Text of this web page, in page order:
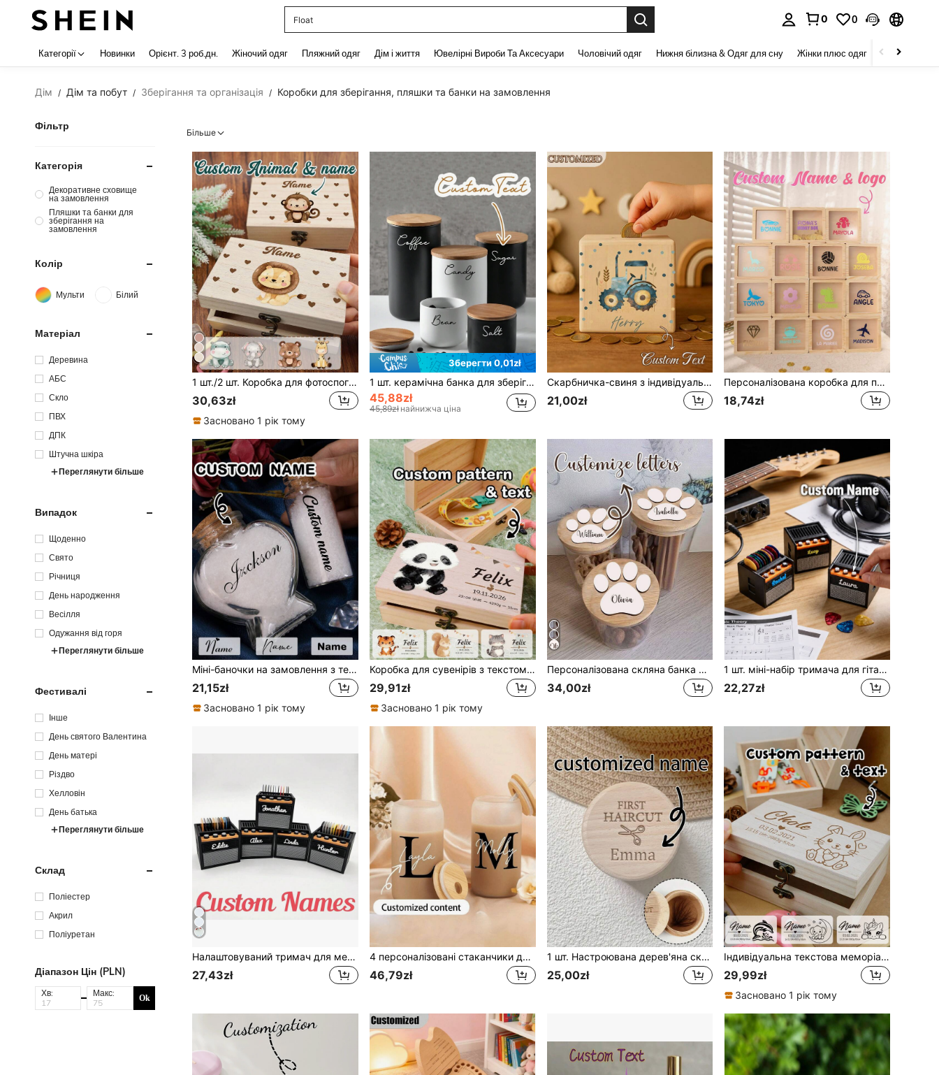
корсет
0 0
Категорії Новинки Орiєнт. 3 роб.дн. Жіночий одяг Пляжний одяг Дім і життя Ювелірні Вироби Та Аксесуари Чоловічий одяг Нижня білизна & Одяг для сну Жінки плюс одяг Краса та
Дім / Дім та побут / Зберігання та організація / Коробки для зберігання, пляшки та банки на замовлення
Фільтр
Категорія
Декоративне сховище
на замовлення
Пляшки та банки для
зберігання на
замовлення
Колір
Мульти Білий
Матеріал
Деревина
АБС
Скло
ПВХ
ДПК
Штучна шкіра
Переглянути більше
Випадок
Щоденно
Свято
Річниця
День народження
Весілля
Одужання від горя
Переглянути більше
Фестивалі
Інше
День святого Валентина
День матері
Різдво
Хелловін
День батька
Переглянути більше
Склад
Поліестер
Акрил
Поліуретан
Діапазон Цін (PLN)
Хв: Макс: Ok
Більше
1 шт./2 шт. Коробка для фотоспогадів на замовлення, персоналізована дерев'яна коробка для зберігання, декоративна коробка з іменем на замовлення, шкатулка для прикрас, святкова пам'ятна коробка, подарунок на весілля, день народження, День святого Валентина, річницю, для спальні, для дому
30,63zł
Засновано 1 рік тому
Зберегти 0,01zł
1 шт. керамічна банка для зберігання печива з герметичною бамбуковою кришкою, підходить для чаю, печива, кави, спецій, цукерок тощо, багатофункціональна, декоративна, багаторазова, персоналізована, унікальна, естетична, подарунок для хлопця, на новосілля, ідея для подарунка
45,88zł
45,89zł найнижча ціна
Скарбничка-свиня з індивідуальним дизайном, дерев'яний подарунок з іменним написом, дерев'яна скарбничка-свиня з кришкою, багатофункціональний подарунок для декору дому, підходить для підлітків, спальні, офісу або як подарунок, декор кімнати, банка-стільничок, банка для заощаджень, подарунок на день народження, коробка для декору дому
21,00zł
Персоналізована коробка для пам'ятних речей/скарбничка, 50 мультяшних візерунків на вибір, товсте ударостійке скло, День святого Валентина, весільний декор, домашній декор, подарунок для пари, сувенір із подорожі, річниця, персоналізований подарунок, декор кімнати, ювелірні вироби, індустріальний стиль, пам'ятна річ
18,74zł
Міні-баночки на замовлення з текстом, персоналізовані міні-баночки з пробковими кришками, пам'ятні баночки для піску на замовлення, маленька декоративна баночка на замовлення, пляшечка бажань, пляшечка спогадів, пляж, медовий місяць, День святого Валентина, весільні подарунки, мила скляна баночка, подарунки на день народження
21,15zł
Засновано 1 рік тому
Коробка для сувенірів з текстом на замовлення, Персоналізована дерев'яна коробка для зберігання, Коробка для сувенірів на замовлення, Милі візерунки з тваринами, Налаштовувана декоративна коробка, Дерев'яна коробка, Святкова скринька для сувенірів, Подарунки на день народження, Річниця, Домашній декор, Унікальні подарунки, Спальня, Сім'я, Друг
29,91zł
Засновано 1 рік тому
Персоналізована скляна банка для зберігання ласощів для собак із гравіюванням на кришці та відбитком лапки, контейнер для корму для домашніх тварин із можливістю додати ім'я
34,00zł
1 шт. міні-набір тримача для гітарних медіаторів із пластику з іменним дизайном на музичну тему, з кольоровими медіаторами, вінтажний рок-стиль, чорно-помаранчевий візерунок підсилювача-колонки, прямокутний настільний органайзер із персоналізованим іменним декором, коробка для зберігання та демонстрації гітарних медіаторів, подарунок для музиканта
22,27zł
Налаштовуваний тримач для медіаторів гітарного підсилювача, надрукований на 3D-принтері, може вмістити 11 медіаторів зверху з додатковим місцем для зберігання - ідеальний подарунок на День батька! Органайзер для медіаторів гітари, тримач для медіаторів, декор для гітарного підсилювача, ідея подарунка музиканту, персоналізований подарунок для гітари, подарунок гітаристу, подарунок меломану, подарунок рок-музиці, подарунок гурту, практичний декор, тримач для медіаторів гітари, медіатори для гітари, День батька
27,43zł
4 персоналізовані стаканчики для соку з кришками та трубочками, що налаштовуються для вечірки на Хелловін, для кави з льодом, підходять для подорожей, зберігання напоїв, соків, смузі, також чудово підходять як подарунки на весілля, День подяки, Різдво, Хелловін, у всі пори року
46,79zł
1 шт. Настроювана дерев'яна скринька для зберігання волосся, скринька для зберігання волосся плода, альтернативна дерев'яна скринька для зберігання волосся плода, скринька для зберігання дитячого волосся, дерев'яна скринька для зберігання волосся, скринька для колекції волосся плода унісекс, дерев'яний подарунок, унісекс, настроюваний текст імені, великодній подарунок, пам'ятний подарунок, подарунок на день народження
25,00zł
Індивідуальна текстова меморіальна коробка, персоналізована колекційна коробка, індивідуальна меморіальна коробка, підходить для особливих випадків, модні індивідуальні меморіальні колекційні предмети, ідеальний подарунок для пам'ятних днів та віх, використовується для зберігання цінних пам'ятних речей
29,99zł
Засновано 1 рік тому